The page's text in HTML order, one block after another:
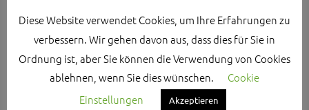
Search Sidebar Widget Area
Diese Website verwendet Cookies, um Ihre Erfahrungen zu
verbessern. Wir gehen davon aus, dass dies für Sie in
Ordnung ist, aber Sie können die Verwendung von Cookies
ablehnen, wenn Sie dies wünschen.
Cookie
Einstellungen
Akzeptieren